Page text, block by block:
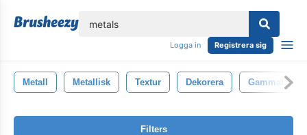
Logga in Registrera sig
Metall Metallisk Textur Dekorera Gammal
Filters